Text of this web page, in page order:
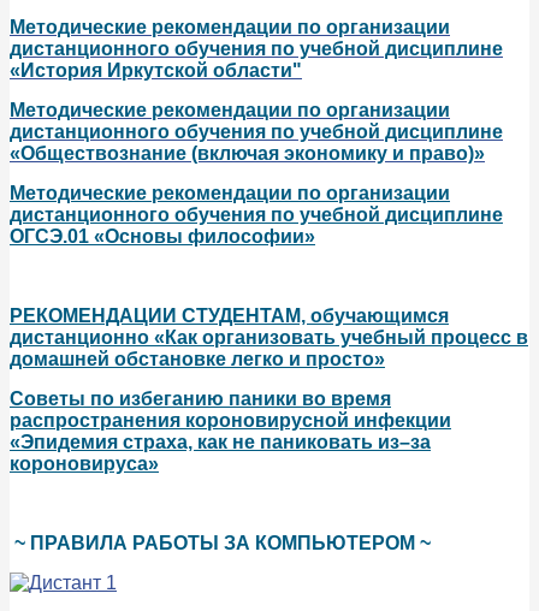
Методические рекомендации по организации
дистанционного обучения по учебной дисциплине
«История Иркутской области"
Методические рекомендации по организации
дистанционного обучения по учебной дисциплине
«Обществознание (включая экономику и право)»
Методические рекомендации по организации
дистанционного обучения по учебной дисциплине
ОГСЭ.01 «Основы философии»
РЕКОМЕНДАЦИИ СТУДЕНТАМ, обучающимся
дистанционно «Как организовать учебный процесс в
домашней обстановке легко и просто»
Советы по избеганию паники во время
распространения короновирусной инфекции
«Эпидемия страха, как не паниковать из–за
короновируса»
~ ПРАВИЛА РАБОТЫ ЗА КОМПЬЮТЕРОМ ~